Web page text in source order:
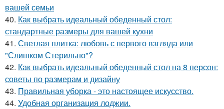
вашей семьи
40. Как выбрать идеальный обеденный стол:
стандартные размеры для вашей кухни
41. Светлая плитка: любовь с первого взгляда или
"Слишком Стерильно"?
42. Как выбрать идеальный обеденный стол на 8 персон:
советы по размерам и дизайну
43. Правильная уборка - это настоящее искусство.
44. Удобная организация лоджии.